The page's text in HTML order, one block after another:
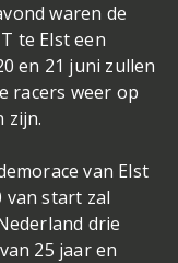
waren de
te Elst een
en 21 juni zullen
racers weer op
zijn.
van Elst
van start zal
drie
25 jaar en